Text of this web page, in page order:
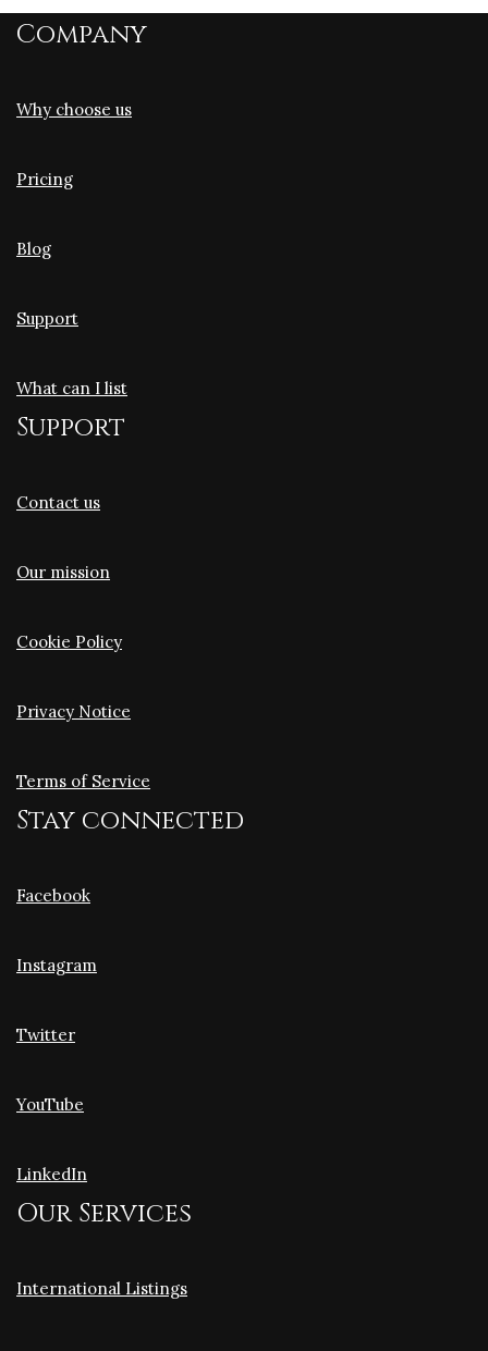
Company
Why choose us
Pricing
Blog
Support
What can I list
Support
Contact us
Our mission
Cookie Policy
Privacy Notice
Terms of Service
Stay connected
Facebook
Instagram
Twitter
YouTube
LinkedIn
Our Services
International Listings